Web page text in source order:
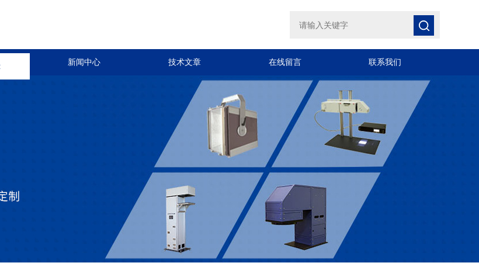
新闻中心 技术文章 在线留言 联系我们